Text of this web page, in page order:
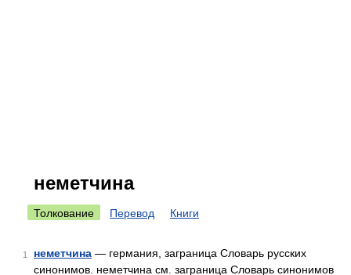
неметчина
Толкование Перевод Книги
1 неметчина — германия, заграница Словарь русских
синонимов. неметчина см. заграница Словарь синонимов